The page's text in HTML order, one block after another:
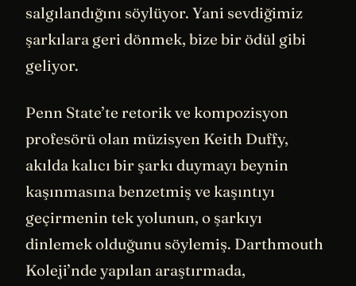
salgılandığını söylüyor. Yani sevdiğimiz
şarkılara geri dönmek, bize bir ödül gibi
geliyor.
Penn State’te retorik ve kompozisyon
profesörü olan müzisyen Keith Duffy,
akılda kalıcı bir şarkı duymayı beynin
kaşınmasına benzetmiş ve kaşıntıyı
geçirmenin tek yolunun, o şarkıyı
dinlemek olduğunu söylemiş. Darthmouth
Koleji’nde yapılan araştırmada,